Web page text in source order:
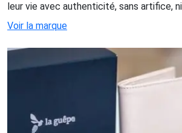
leur vie avec authenticité, sans artifice,
Voir la marque